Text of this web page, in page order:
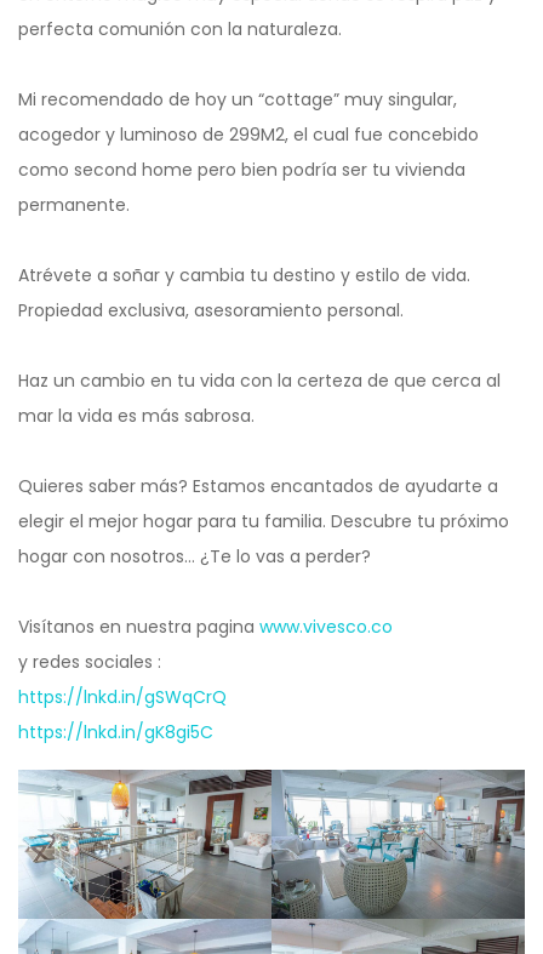
perfecta comunión con la naturaleza.
Mi recomendado de hoy un “cottage” muy singular,
acogedor y luminoso de 299M2, el cual fue concebido
como second home pero bien podría ser tu vivienda
permanente.
Atrévete a soñar y cambia tu destino y estilo de vida.
Propiedad exclusiva, asesoramiento personal.
Haz un cambio en tu vida con la certeza de que cerca al
mar la vida es más sabrosa.
Quieres saber más? Estamos encantados de ayudarte a
elegir el mejor hogar para tu familia. Descubre tu próximo
hogar con nosotros… ¿Te lo vas a perder?
Visítanos en nuestra pagina www.vivesco.co
y redes sociales :
https://lnkd.in/gSWqCrQ
https://lnkd.in/gK8gi5C